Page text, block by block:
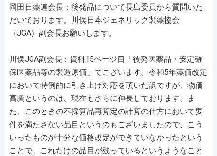
岡田日薬連会長：後発品について長島委員から質問いた
だいております。川俣日本ジェネリック製薬協会
（JGA）副会長お願いします。
川俣JGA副会長：資料15ページ目「後発医薬品・安定確
保医薬品等の製造原価」でございます。令和5年薬価改定
において特例的に引き上げ対応を頂いた訳ですが、物価
高騰というのは、現在もさらに伸長しております。ま
た、このときの不採算品再算定の計算の仕方において要
件を満たさない品目というのもございましたので、こう
いったものが十分な価格改定ができていなかったという
ことで、これだけの品目が残っているというようなこと